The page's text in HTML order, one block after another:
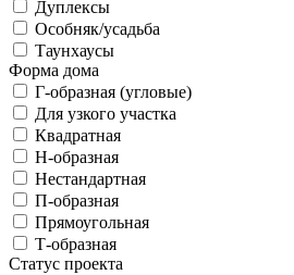
Дуплексы
Особняк/усадьба
Таунхаусы
Форма дома
Г-образная (угловые)
Для узкого участка
Квадратная
Н-образная
Нестандартная
П-образная
Прямоугольная
Т-образная
Статус проекта